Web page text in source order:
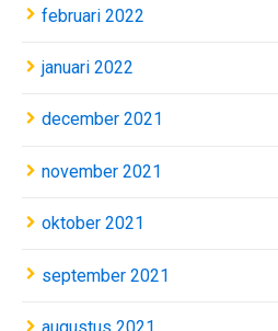
februari 2022
januari 2022
december 2021
november 2021
oktober 2021
september 2021